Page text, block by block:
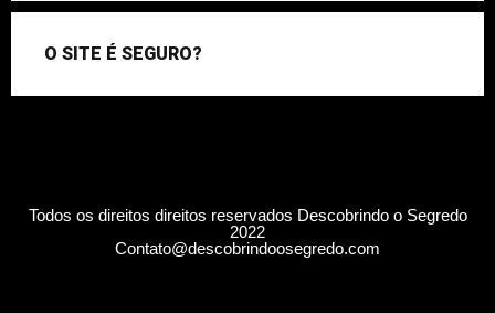
O SITE É SEGURO?
Todos os direitos direitos reservados Descobrindo o Segredo
2022
Contato@descobrindoosegredo.com